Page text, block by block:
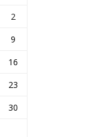
2
9
16
23
30